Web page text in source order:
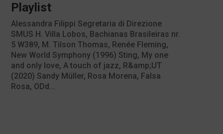
Playlist
Alessandra Filippi Segretaria di Direzione
SMUS H. Villa Lobos, Bachianas Brasileiras nr.
5 W389, M. Tilson Thomas, Renée Fleming,
New World Symphony (1996) Sting, My one
and only love, A touch of jazz, R&amp;UT
(2020) Sandy Müller, Rosa Morena, Falsa
Rosa, ODd...